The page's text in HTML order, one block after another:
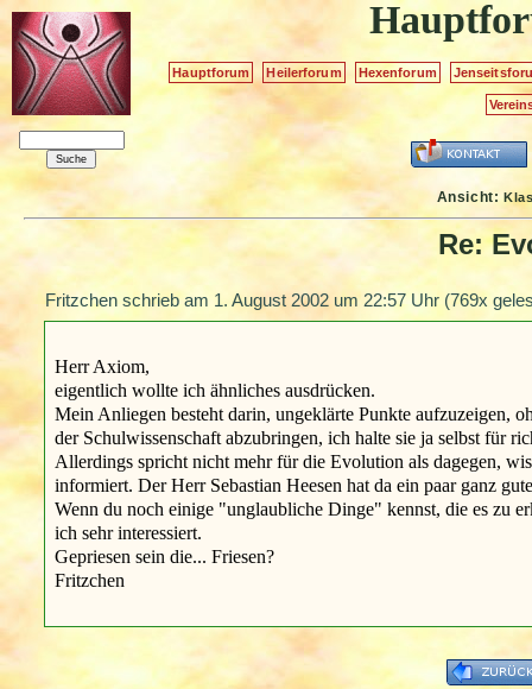
Hauptforum Heilerforum Hexenforum
Ansicht:
Re:
Fritzchen schrieb am 1. August 2002 um 22:57 Uhr (769x
Herr Axiom,
eigentlich wollte ich ähnliches ausdrücken.
Mein Anliegen besteht darin, ungeklärte Punkte aufzuzeigen,
der Schulwissenschaft abzubringen, ich halte sie ja selbst für
Allerdings spricht nicht mehr für die Evolution als dagegen,
informiert. Der Herr Sebastian Heesen hat da ein paar ganz
Wenn du noch einige "unglaubliche Dinge" kennst, die es zu
ich sehr interessiert.
Gepriesen sein die... Friesen?
Fritzchen